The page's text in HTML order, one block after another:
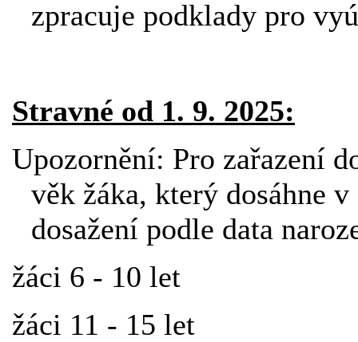
zpracuje podklady pro
Stravné od 1. 9. 2025:
Upozornění: Pro zařazení
věk žáka, který dosáhne
dosažení podle data
žáci 6 - 10 let
žáci 11 - 15 let